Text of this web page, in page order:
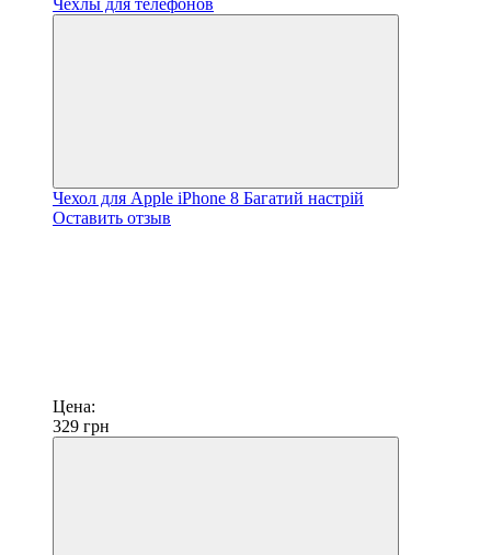
Чехол для Apple iPhone 8 Багатий настрій
Оставить отзыв
Цена:
329 грн